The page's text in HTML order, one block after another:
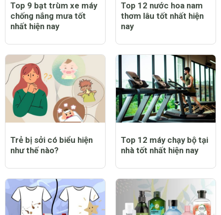
Top 9 bạt trùm xe máy
chống nắng mưa tốt
nhất hiện nay
Top 12 nước hoa nam
thơm lâu tốt nhất hiện
nay
Trẻ bị sởi có biểu hiện
như thế nào?
Top 12 máy chạy bộ tại
nhà tốt nhất hiện nay